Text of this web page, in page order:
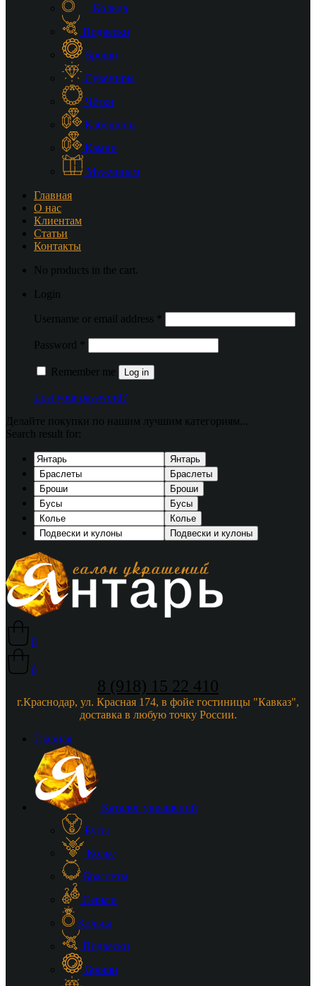
Кольца
Подвески
Броши
Сувениры
Чётки
Кабошоны
Камни
Мужчинам
Главная
О нас
Клиентам
Статьи
Контакты
No products in the cart.
Login
Username or email address
Password
Remember me Log in
Lost your password?
Делайте покупки по нашим лучшим категориям...
Search result for:
Янтарь
Браслеты
Броши
Бусы
Колье
Подвески и кулоны
0
0
8 (918) 15 22 410
г.Краснодар, ул. Красная 174, в фойе гостиницы "Кавказ",
доставка в любую точку России.
Главная
Каталог украшений
Бусы
Колье
Браслеты
Серьги
Кольца
Подвески
Броши